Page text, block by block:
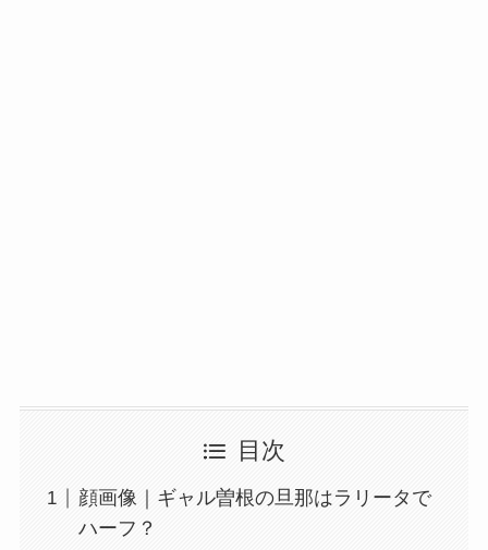
目次
顔画像｜ギャル曽根の旦那はラリータで
ハーフ？